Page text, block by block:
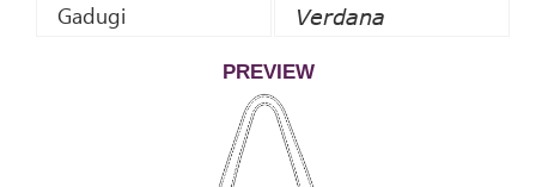
Gadugi Verdana
PREVIEW